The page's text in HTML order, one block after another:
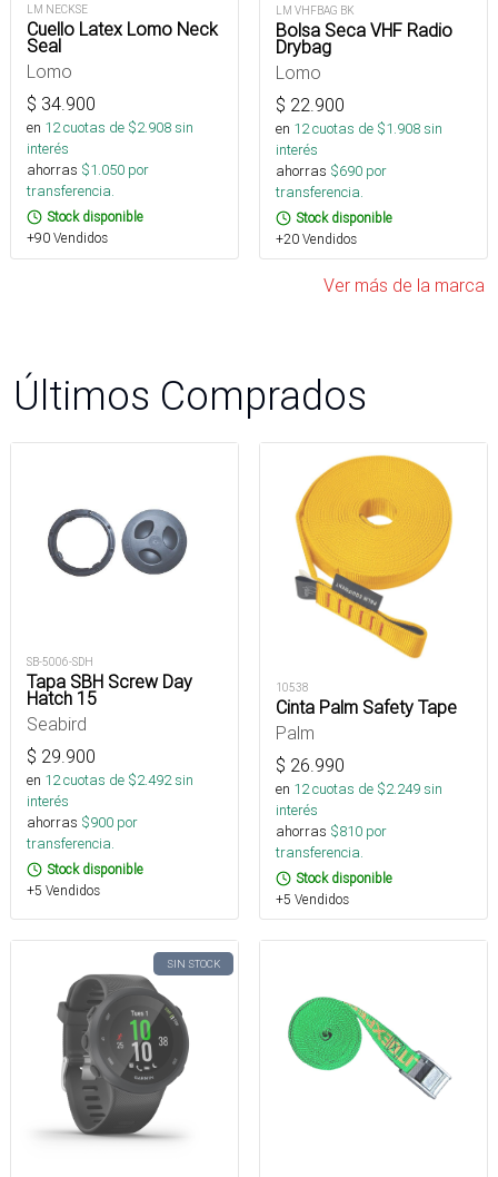
LM NECKSE
Cuello Latex Lomo Neck
Seal
Lomo
$ 34.900
en 12cuotas de $2.908sin
interés
ahorras $1.050 por
transferencia.
Stock disponible
+90 Vendidos
LM VHFBAG BK
Bolsa Seca VHF Radio
Drybag
Lomo
$ 22.900
en 12cuotas de $1.908sin
interés
ahorras $690 por
transferencia.
Stock disponible
+20 Vendidos
Ver más de la marca
Últimos Comprados
SB-5006-SDH
Tapa SBH Screw Day
Hatch 15
Seabird
$ 29.900
en 12cuotas de $2.492sin
interés
ahorras $900 por
transferencia.
Stock disponible
+5 Vendidos
10538
Cinta Palm Safety Tape
Palm
$ 26.990
en 12cuotas de $2.249sin
interés
ahorras $810 por
transferencia.
Stock disponible
+5 Vendidos
SIN STOCK